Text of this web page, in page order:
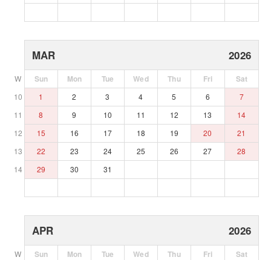
MAR 2026
W Sun Mon Tue Wed Thu Fri Sat
10 1 2 3 4 5 6
7
11
8 9 10 11 12 13
14
12
15 16 17 18 19 20
21
13
22 23 24 25 26 27
28
14
29 30 31
APR 2026
W Sun Mon Tue Wed Thu Fri Sat